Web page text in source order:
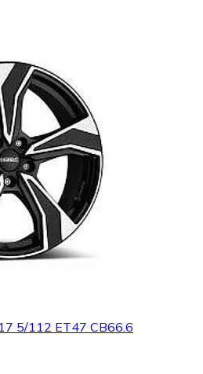
5/112 ET47 CB66.6